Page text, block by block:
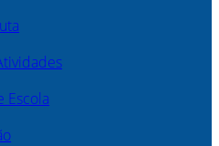
Escola